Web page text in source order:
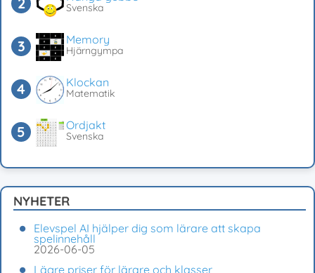
Svenska
Memory
Hjärngympa
Klockan
Matematik
Ordjakt
Svenska
NYHETER
Elevspel AI hjälper dig som lärare att skapa
spelinnehåll
2026-06-05
Lägre priser för lärare och klasser